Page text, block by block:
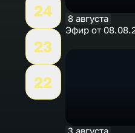
24
23
22
8 августа
Эфир от
3 августа